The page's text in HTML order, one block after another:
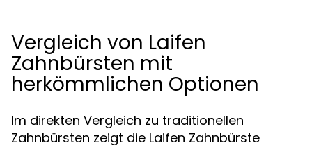
Vergleich von Laifen
Zahnbürsten mit
herkömmlichen Optionen
Im direkten Vergleich zu traditionellen
Zahnbürsten zeigt die Laifen Zahnbürste